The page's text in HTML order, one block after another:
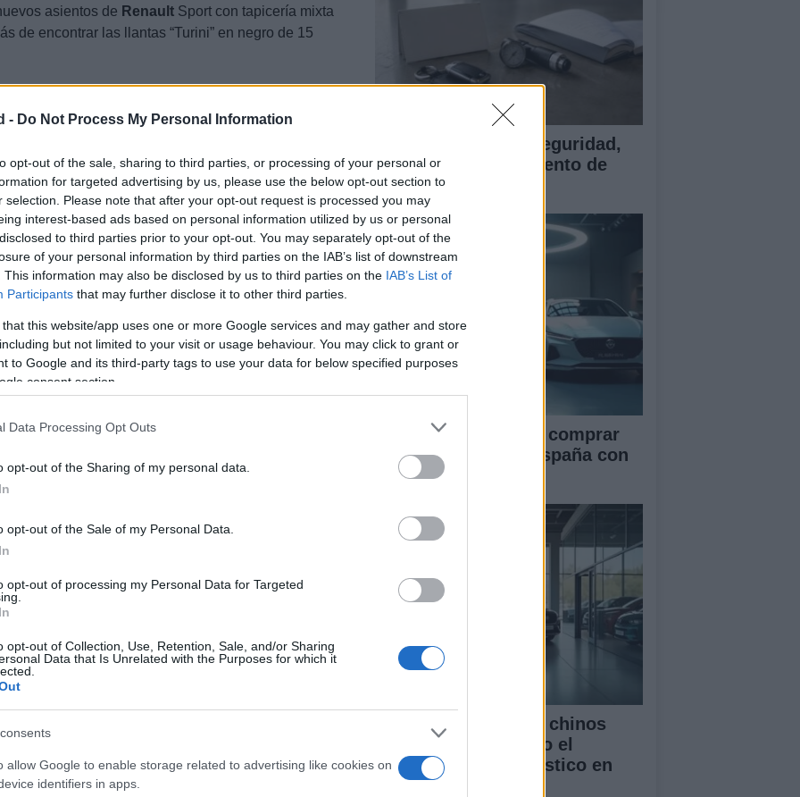
- Do Not Process My Personal Information
opt-out of the sale, sharing to third parties, or processing of your personal or
for targeted advertising by us, please use the below opt-out section to
selection. Please note that after your opt-out request is processed you may
interest-based ads based on personal information utilized by us or personal
to third parties prior to your opt-out. You may separately opt-out of the
of your personal information by third parties on the IAB’s list of downstream
This information may also be disclosed by us to third parties on the IAB’s List of
Participants that may further disclose it to other third parties.
that this website/app uses one or more Google services and may gather and store
but not limited to your visit or usage behaviour. You may click to grant or
to Google and its third-party tags to use your data for below specified purposes
consent section.
Data Processing Opt Outs
opt-out of the Sharing of my personal data.
opt-out of the Sale of my Personal Data.
opt-out of processing my Personal Data for Targeted
opt-out of Collection, Use, Retention, Sale, and/or Sharing
Data that Is Unrelated with the Purposes for which it
allow Google to enable storage related to advertising like cookies on
identifiers in apps.
asientos de Renault Sport con tapicería mixta
de encontrar las llantas “Turini” en negro de 15
automático, asientos traseros abatibles,
radio con conexión a mp3, Bluetooth, llamadas
de voz, sistema de audio y función
por los metálicos Azul Malta y Blanco Nácar,
Ghiaccio, con bandas en la carrocería y otros
y cierto rendimiento superior, con unas emisiones
un bajo impacto ambiental.
Twingopinchando aquí.
Guía para evaluar seguridad,
garantía y equipamiento de
coches chinos
Guía definitiva para comprar
coches chinos en España con
seguridad
Cómo los vehículos chinos
están transformando el
mercado automovilístico en
España